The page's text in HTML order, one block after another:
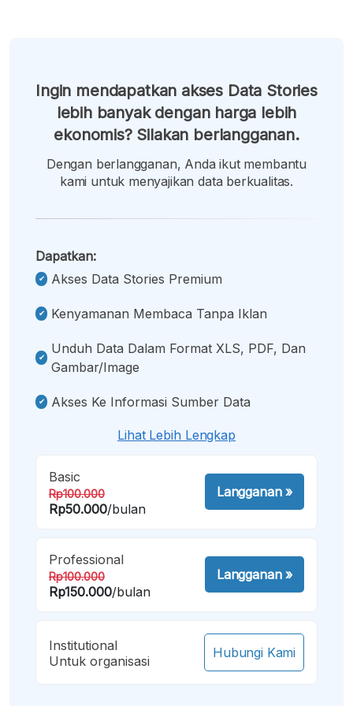
Ingin mendapatkan akses Data Stories
lebih banyak dengan harga lebih
ekonomis? Silakan berlangganan.
Dengan berlangganan, Anda ikut membantu
kami untuk menyajikan data berkualitas.
Dapatkan:
Akses Data Stories Premium
Kenyamanan Membaca Tanpa Iklan
Unduh Data Dalam Format XLS, PDF, Dan
Gambar/image
Akses Ke Informasi Sumber Data
Lihat Lebih Lengkap
Basic
Rp100.000
Rp50.000/bulan
Langganan»
Professional
Rp100.000
Rp150.000/bulan
Langganan»
Institutional
Untuk organisasi
Hubungi Kami